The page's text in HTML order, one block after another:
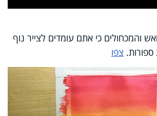
והמכחולים כי אתם עומדים לצייר נוף
צפו